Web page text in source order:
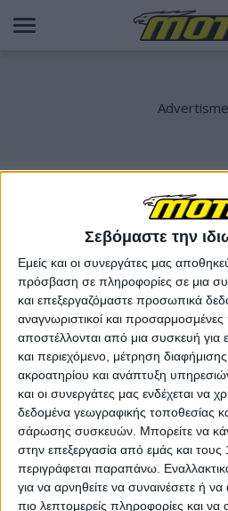
Σεβόμαστε την
Εμείς και οι συνεργάτες μας
πρόσβαση σε πληροφορίες σε μια
και επεξεργαζόμαστε προσωπικά
αναγνωριστικοί και
αποστέλλονται από μια συσκευή για
και περιεχόμενο, μέτρηση
ακροατηρίου και ανάπτυξη
και οι συνεργάτες μας ενδέχεται να
δεδομένα γεωγραφικής τοποθεσίας
σάρωσης συσκευών. Μπορείτε να
στην επεξεργασία από εμάς και
περιγράφεται παραπάνω.
για να αρνηθείτε να συναινέσετε ή
πιο λεπτομερείς πληροφορίες και να
Παράκαμψη
προς
Επικαιρότητα
JAWA - Οι τιμές των Perak
Ελλάδα